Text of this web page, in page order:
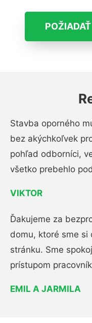
Stavba oporného
bez akýchkoľvek
pohľad odborníci,
všetko prebehlo
VIKTOR
Ďakujeme za
domu, ktoré sme
stránku. Sme
prístupom
EMIL A JARMILA